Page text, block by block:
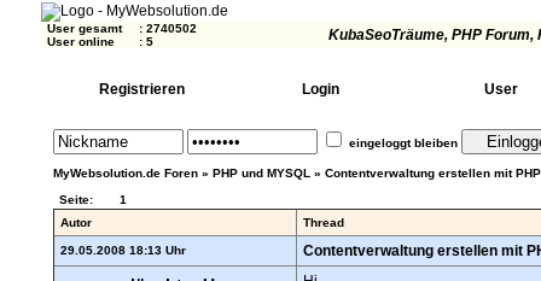
User gesamt : 2740502
User online
: 5 KubaSeoTräume, PHP Forum,
Registrieren Login User
eingeloggt bleiben
MyWebsolution.de Foren» PHP und MYSQL » Contentverwaltung erstellen mit PHP
Seite:
1
Autor
Thread
29.05.2008 18:13 Uhr Contentverwaltung erstellen mit